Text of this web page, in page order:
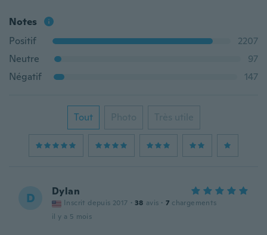
Notes
Positif
2207
Neutre
97
Négatif
147
Tout Photo Très utile
D Dylan
Inscrit depuis 2017 · 38 avis · 7 chargements
il y a 5 mois